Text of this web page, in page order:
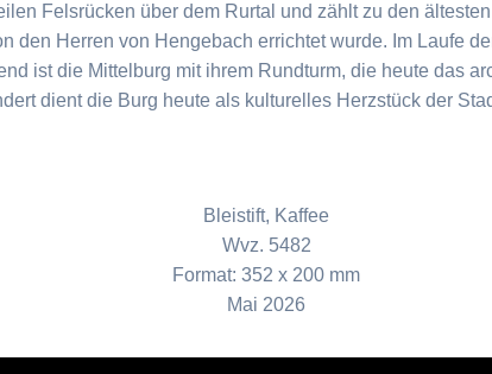
Felsrücken über dem Rurtal und zählt zu den
den Herren von Hengebach errichtet wurde. Im Laufe
ist die Mittelburg mit ihrem Rundturm, die heute das
dient die Burg heute als kulturelles Herzstück der
Bleistift, Kaffee
Wvz. 5482
Format: 352 x 200 mm
Mai 2026